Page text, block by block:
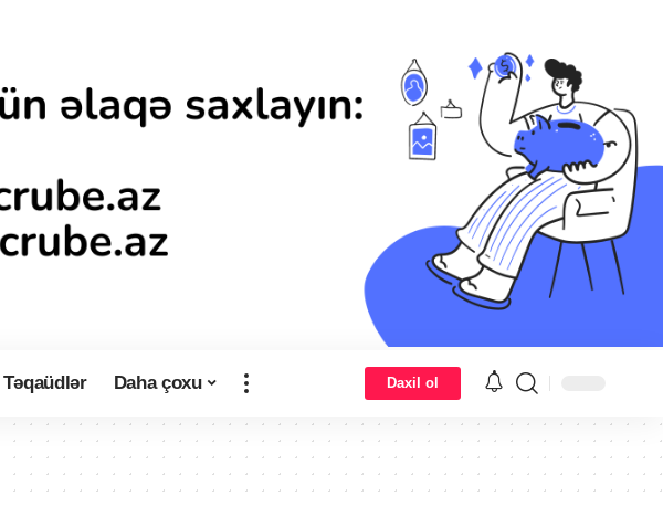
Təqaüdlər Daha çoxu Daxil ol